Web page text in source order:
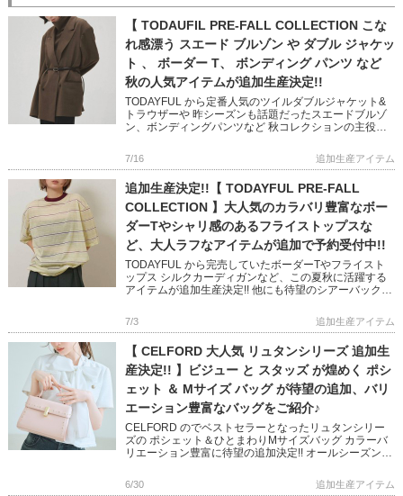
【 TODAUFIL PRE-FALL COLLECTION こな
れ感漂う スエード ブルゾン や ダブル ジャケッ
ト 、 ボーダー T、 ボンディング パンツ など
秋の人気アイテムが追加生産決定!!
TODAYFUL から定番人気のツイルダブルジャケット&
トラウザーや 昨シーズンも話題だったスエードブルゾ
ン、ボンディングパンツなど 秋コレクションの主役ア
活躍 […]
7/16 追加生産アイテム
追加生産決定!!【 TODAYFUL PRE-FALL
COLLECTION 】大人気のカラバリ豊富なボー
ダーTやシャリ感のあるフライストップスな
ど、大人ラフなアイテムが追加で予約受付中!!
TODAYFUL から完売していたボーダーTやフライスト
ップス シルクカーディガンなど、この夏秋に活躍する
アイテムが追加生産決定!! 他にも待望のシアーバックパ
トップも予 […]
7/3 追加生産アイテム
【 CELFORD 大人気 リュタンシリーズ 追加生
産決定!! 】ビジュー と スタッズ が煌めく ポシ
ェット ＆ Mサイズ バッグ が待望の追加、バリ
エーション豊富なバッグをご紹介♪
CELFORD のでベストセラーとなったリュタンシリー
ズの ポシェット＆ひとまわりMサイズバッグ カラーバ
リエーション豊富に待望の追加決定!! オールシーズン、
マルチケ […]
6/30 追加生産アイテム